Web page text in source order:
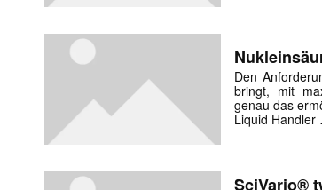
Den
bringt, mit
genau das
­Liquid
SciVario®